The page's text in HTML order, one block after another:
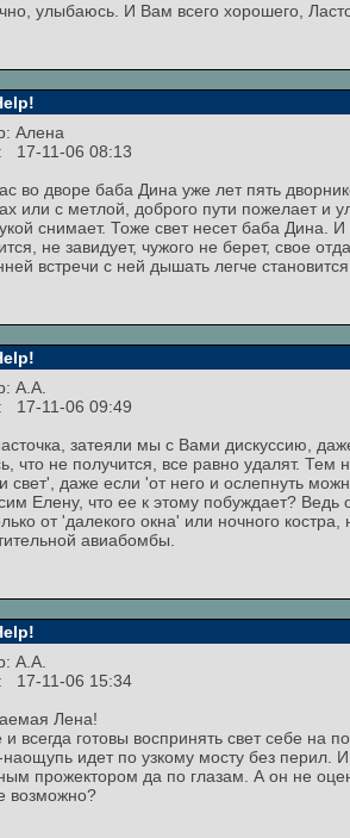
улыбаюсь. И Вам всего хорошего,
Алена
17-11-06 08:13
во дворе баба Дина уже лет пять
или с метлой, доброго пути пожелает и
снимает. Тоже свет несет баба Дина.
не завидует, чужого не берет, свое
встречи с ней дышать легче
А.А.
17-11-06 09:49
затеяли мы с Вами дискуссию,
что не получится, все равно удалят.
свет', даже если 'от него и ослепнуть
Елену, что ее к этому побуждает? Ведь
от 'далекого окна' или ночного
авиабомбы.
А.А.
17-11-06 15:34
Лена!
и всегда готовы воспринять свет себе на
наощупь идет по узкому мосту без перил.
прожектором да по глазам. А он не
возможно?